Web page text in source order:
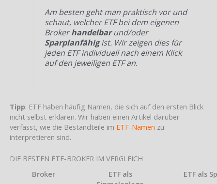
Am besten geht man praktisch vor und
schaut, welcher ETF bei dem eigenen
Brokerhandelbarund/oder
Sparplanfähigist. Wir zeigen dies für
jeden ETF individuell nach einem Klick
auf den jeweiligen ETF an.
Tipp: ETF haben häufig Namen, die sich auf den ersten Blick
nicht selbst erklären. Wir haben einen Artikel darüber
verfasst, wie die Bestandteile im ETF-Namen zu
interpretieren sind.
DIE BESTEN ETF-BROKER IM VERGLEICH
Broker
ETF als
ETF als